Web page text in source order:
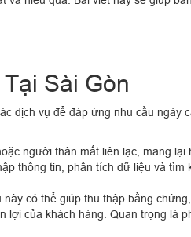
Sài Gòn
dịch vụ để đáp ứng nhu cầu ngày
người thân mất liên lạc, mang
thông tin, phân tích dữ liệu và tìm
có thể giúp thu thập bằng
lợi của khách hàng. Quan trọng là